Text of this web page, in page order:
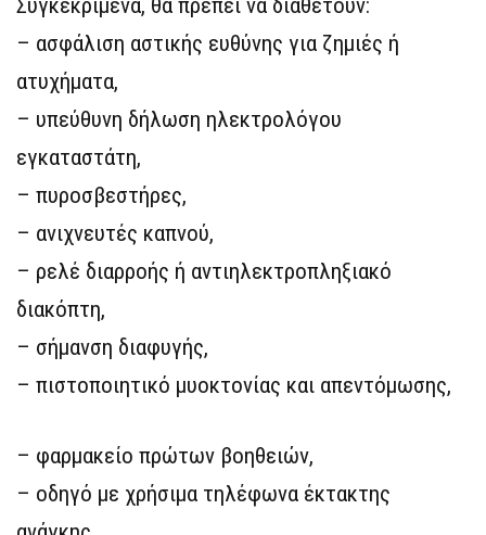
– ασφάλιση αστικής ευθύνης για ζημιές ή
ατυχήματα,
– υπεύθυνη δήλωση ηλεκτρολόγου
εγκαταστάτη,
– πυροσβεστήρες,
– ανιχνευτές καπνού,
– ρελέ διαρροής ή αντιηλεκτροπληξιακό
διακόπτη,
– σήμανση διαφυγής,
– πιστοποιητικό μυοκτονίας και απεντόμωσης,
– φαρμακείο πρώτων βοηθειών,
– οδηγό με χρήσιμα τηλέφωνα έκτακτης